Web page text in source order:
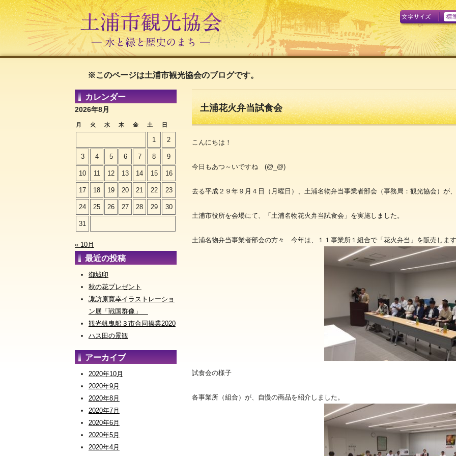
A
※このページは土浦市観光協会のブログです。
カレンダー
2026年8月
月 火 水 木 金 土 日
1 2
3 4 5 6 7 8 9
10 11 12 13 14 15 16
17 18 19 20 21 22 23
24 25 26 27 28 29 30
31
« 10月
最近の投稿
御城印
秋の花プレゼント
諏訪原寛幸イラストレーショ
ン展「戦国群像」
観光帆曳船３市合同操業2020
ハス田の景観
アーカイブ
2020年10月
2020年9月
2020年8月
2020年7月
2020年6月
2020年5月
2020年4月
土浦花火弁当試食会
こんにちは！
今日もあつ～いですね (@_@)
去る平成２９年９月４日（月曜日）、土浦名物弁当事業者部会（事務局：観光協会）が、
土浦市役所を会場にて、「土浦名物花火弁当試食会」を実施しました。
土浦名物弁当事業者部会の方々 今年は、１１事業所１組合で「花火弁当」を販売しま
試食会の様子
各事業所（組合）が、自慢の商品を紹介しました。